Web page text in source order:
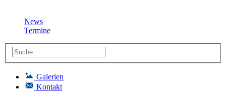
News
Termine
Galerien
Kontakt